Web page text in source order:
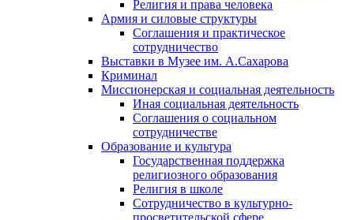
Религия и права человека
Армия и силовые структуры
Соглашения и практическое
сотрудничество
Выставки в Музее им. А.Сахарова
Криминал
Миссионерская и социальная деятельность
Иная социальная деятельность
Соглашения о социальном
сотрудничестве
Образование и культура
Государственная поддержка
религиозного образования
Религия в школе
Сотрудничество в культурно-